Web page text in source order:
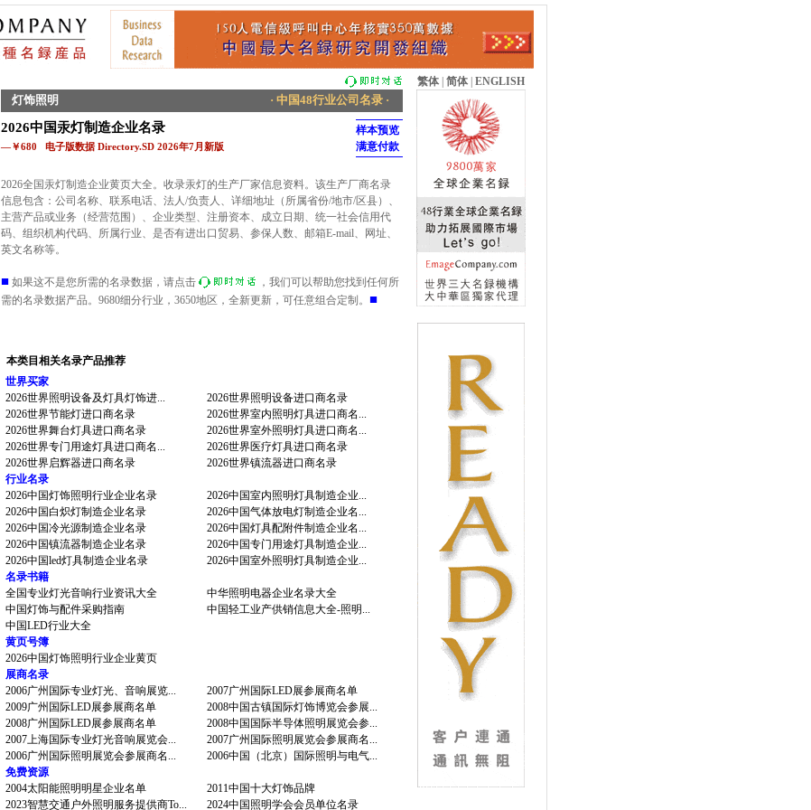
繁体 简体 ENGLISH
灯饰照明 · 中国48行业公司名录 ·
2026中国汞灯制造企业名录
—￥680 电子版数据 Directory.SD 2026年7月新版
样本预览
满意付款
2026全国汞灯制造企业黄页大全。收录汞灯的生产厂家信息资料。该生产厂商名录
信息包含：公司名称、联系电话、法人/负责人、详细地址（所属省份/地市/区县）、
主营产品或业务（经营范围）、企业类型、注册资本、成立日期、统一社会信用代
码、组织机构代码、所属行业、是否有进出口贸易、参保人数、邮箱E-mail、网址、
英文名称等。
■ 如果这不是您所需的名录数据，请点击
，我们可以帮助您找到任何所
需的名录数据产品。9680细分行业，3650地区，全新更新，可任意组合定制。 ■
本类目相关名录产品推荐
世界买家
2026世界照明设备及灯具灯饰进...
2026世界照明设备进口商名录
2026世界节能灯进口商名录
2026世界室内照明灯具进口商名...
2026世界舞台灯具进口商名录
2026世界室外照明灯具进口商名...
2026世界专门用途灯具进口商名...
2026世界医疗灯具进口商名录
2026世界启辉器进口商名录
2026世界镇流器进口商名录
行业名录
2026中国灯饰照明行业企业名录
2026中国室内照明灯具制造企业...
2026中国白炽灯制造企业名录
2026中国气体放电灯制造企业名...
2026中国冷光源制造企业名录
2026中国灯具配附件制造企业名...
2026中国镇流器制造企业名录
2026中国专门用途灯具制造企业...
2026中国led灯具制造企业名录
2026中国室外照明灯具制造企业...
名录书籍
全国专业灯光音响行业资讯大全
中华照明电器企业名录大全
中国灯饰与配件采购指南
中国轻工业产供销信息大全-照明...
中国LED行业大全
黄页号簿
2026中国灯饰照明行业企业黄页
展商名录
2006广州国际专业灯光、音响展览...
2007广州国际LED展参展商名单
2009广州国际LED展参展商名单
2008中国古镇国际灯饰博览会参展...
2008广州国际LED展参展商名单
2008中国国际半导体照明展览会参...
2007上海国际专业灯光音响展览会...
2007广州国际照明展览会参展商名...
2006广州国际照明展览会参展商名...
2006中国（北京）国际照明与电气...
免费资源
2004太阳能照明明星企业名单
2011中国十大灯饰品牌
2023智慧交通户外照明服务提供商To...
2024中国照明学会会员单位名录